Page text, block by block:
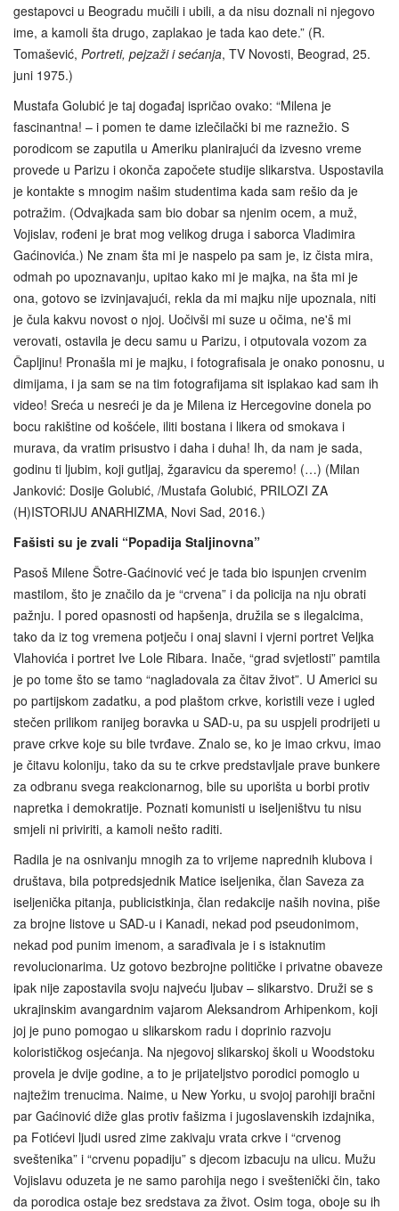
gestapovci u Beogradu mučili i ubili, a da nisu doznali ni njegovo
ime, a kamoli šta drugo, zaplakao je tada kao dete.” (R.
Tomašević, Portreti, pejzaži i sećanja, TV Novosti, Beograd, 25.
juni 1975.)
Mustafa Golubić je taj događaj ispričao ovako: “Milena je
fascinantna! – i pomen te dame izlečilački bi me raznežio. S
porodicom se zaputila u Ameriku planirajući da izvesno vreme
provede u Parizu i okonča započete studije slikarstva. Uspostavila
je kontakte s mnogim našim studentima kada sam rešio da je
potražim. (Odvajkada sam bio dobar sa njenim ocem, a muž,
Vojislav, rođeni je brat mog velikog druga i saborca Vladimira
Gaćinovića.) Ne znam šta mi je naspelo pa sam je, iz čista mira,
odmah po upoznavanju, upitao kako mi je majka, na šta mi je
ona, gotovo se izvinjavajući, rekla da mi majku nije upoznala, niti
je čula kakvu novost o njoj. Uočivši mi suze u očima, ne'š mi
verovati, ostavila je decu samu u Parizu, i otputovala vozom za
Čapljinu! Pronašla mi je majku, i fotografisala je onako ponosnu, u
dimijama, i ja sam se na tim fotografijama sit isplakao kad sam ih
video! Sreća u nesreći je da je Milena iz Hercegovine donela po
bocu rakištine od košćele, iliti bostana i likera od smokava i
murava, da vratim prisustvo i daha i duha! Ih, da nam je sada,
godinu ti ljubim, koji gutljaj, žgaravicu da speremo! (…) (Milan
Janković: Dosije Golubić, /Mustafa Golubić, PRILOZI ZA
(H)ISTORIJU ANARHIZMA, Novi Sad, 2016.)
Fašisti su je zvali “Popadija Staljinovna”
Pasoš Milene Šotre-Gaćinović već je tada bio ispunjen crvenim
mastilom, što je značilo da je “crvena” i da policija na nju obrati
pažnju. I pored opasnosti od hapšenja, družila se s ilegalcima,
tako da iz tog vremena potječu i onaj slavni i vjerni portret Veljka
Vlahovića i portret Ive Lole Ribara. Inače, “grad svjetlosti” pamtila
je po tome što se tamo “nagladovala za čitav život”. U Americi su
po partijskom zadatku, a pod plaštom crkve, koristili veze i ugled
stečen prilikom ranijeg boravka u SAD‑u, pa su uspjeli prodrijeti u
prave crkve koje su bile tvrđave. Znalo se, ko je imao crkvu, imao
je čitavu koloniju, tako da su te crkve predstavljale prave bunkere
za odbranu svega reakcionarnog, bile su uporišta u borbi protiv
napretka i demokratije. Poznati komunisti u iseljeništvu tu nisu
smjeli ni priviriti, a kamoli nešto raditi.
Radila je na osnivanju mnogih za to vrijeme naprednih klubova i
društava, bila potpredsjednik Matice iseljenika, član Saveza za
iseljenička pitanja, publicistkinja, član redakcije naših novina, piše
za brojne listove u SAD‑u i Kanadi, nekad pod pseudonimom,
nekad pod punim imenom, a sarađivala je i s istaknutim
revolucionarima. Uz gotovo bezbrojne političke i privatne obaveze
ipak nije zapostavila svoju najveću ljubav – slikarstvo. Druži se s
ukrajinskim avangardnim vajarom Aleksandrom Arhipenkom, koji
joj je puno pomogao u slikarskom radu i doprinio razvoju
kolorističkog osjećanja. Na njegovoj slikarskoj školi u Woodstoku
provela je dvije godine, a to je prijateljstvo porodici pomoglo u
najtežim trenucima. Naime, u New Yorku, u svojoj parohiji bračni
par Gaćinović diže glas protiv fašizma i jugoslavenskih izdajnika,
pa Fotićevi ljudi usred zime zakivaju vrata crkve i “crvenog
sveštenika” i “crvenu popadiju” s djecom izbacuju na ulicu. Mužu
Vojislavu oduzeta je ne samo parohija nego i sveštenički čin, tako
da porodica ostaje bez sredstava za život. Osim toga, oboje su ih